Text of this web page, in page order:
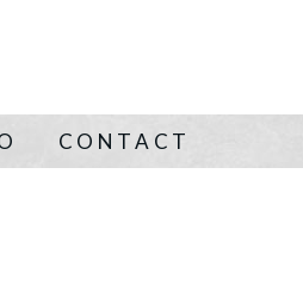
CONTACT